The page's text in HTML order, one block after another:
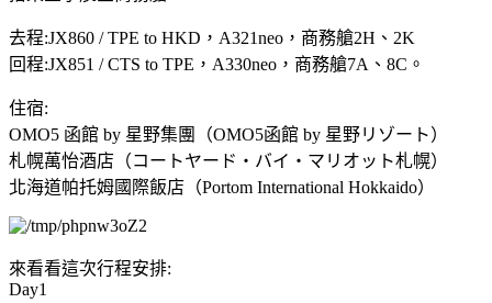
去程:JX860 / TPE to HKD，A321neo，商務艙2H、2K
回程:JX851 / CTS to TPE，A330neo，商務艙7A、8C。
住宿:
OMO5 函館 by 星野集團（OMO5函館 by 星野リゾート）
札幌萬怡酒店（コートヤード・バイ・マリオット札幌）
北海道帕托姆國際飯店（Portom International Hokkaido）
來看看這次行程安排:
Day1